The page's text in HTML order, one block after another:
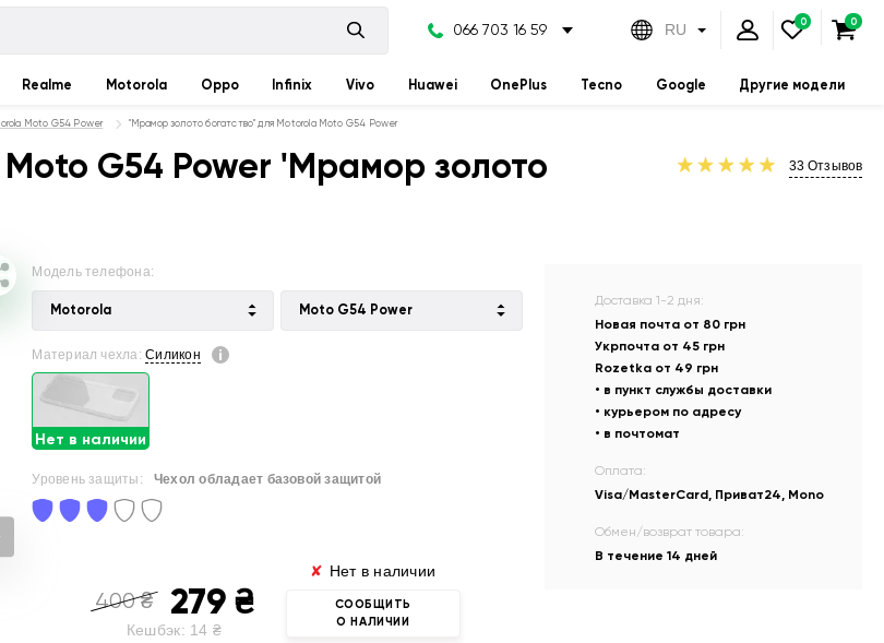
066 703 16 59 RU
Realme Motorola Oppo Infinix Vivo Huawei OnePlus Tecno Google Другие модели
Moto G54 Power "Мрамор золото богатство" для Motorola Moto G54 Power
G54 Power 'Мрамор золото
33 Отзывов
Модель телефона:
Motorola Moto G54 Power
Материал чехла:Силикон
Нет в наличии
Уровень защиты: Чехол обладает базовой защитой
400₴ 279 ₴
Кешбэк: 14 ₴
✘ Нет в наличии
СООБЩИТЬ
О НАЛИЧИИ
Доставка 1-2 дня:
Новая почта от 80 грн
Укрпочта от 45 грн
Rozetka от 49 грн
• в пункт службы доставки
• курьером по адресу
• в почтомат
Оплата:
Visa/MasterCard, Приват24, Mono
Обмен/возврат товара:
В течение 14 дней